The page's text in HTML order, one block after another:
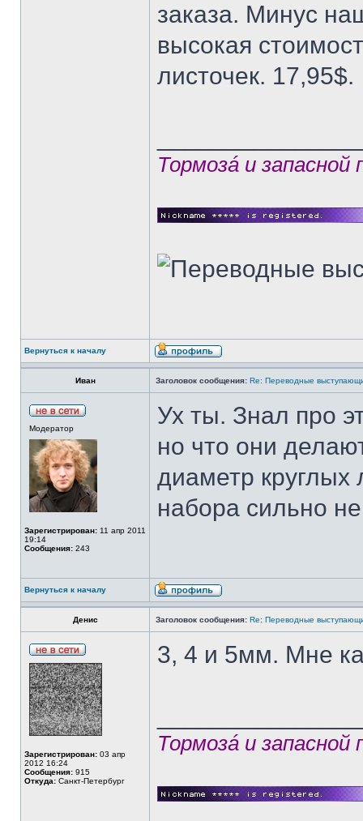
заказа. Минус
высокая
листочек. 17,95$.
Тормозá и
Вернуться к началу
Иван Заголовок сообщения: Re: Переводные
Модератор
Зарегистрирован: 11 апр 2011
19:14
Сообщения: 243
Ух ты. Знал про
но что они
диаметр круглых
набора сильно
Вернуться к началу
Денис Заголовок сообщения: Re: Переводные
Зарегистрирован: 03 апр
2012 16:24
Сообщения: 915
Откуда: Санкт-Петербург
3, 4 и 5мм. Мне
Тормозá и